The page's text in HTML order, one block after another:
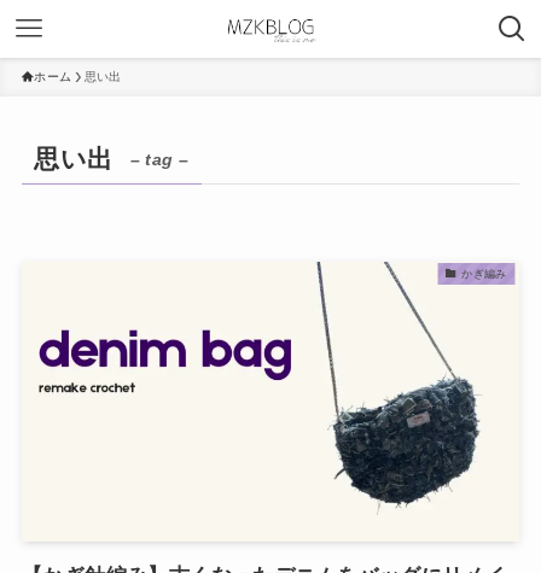
ホーム 思い出
思い出 – tag –
かぎ編み